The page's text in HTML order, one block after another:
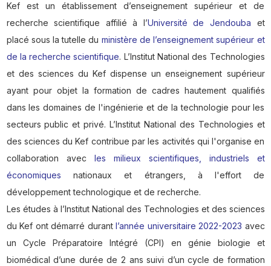
Kef est un établissement d’enseignement supérieur et de
recherche scientifique affilié à l’Université de Jendouba et
placé sous la tutelle du ministère de l’enseignement supérieur et
de la recherche scientifique. L’Institut National des Technologies
et des sciences du Kef dispense un enseignement supérieur
ayant pour objet la formation de cadres hautement qualifiés
dans les domaines de l'ingénierie et de la technologie pour les
secteurs public et privé. L’Institut National des Technologies et
des sciences du Kef contribue par les activités qui l'organise en
collaboration avec les milieux scientifiques, industriels et
économiques nationaux et étrangers, à l'effort de
développement technologique et de recherche.
Les études à l’Institut National des Technologies et des sciences
du Kef ont démarré durant l’année universitaire 2022-2023 avec
un Cycle Préparatoire Intégré (CPI) en génie biologie et
biomédical d’une durée de 2 ans suivi d’un cycle de formation